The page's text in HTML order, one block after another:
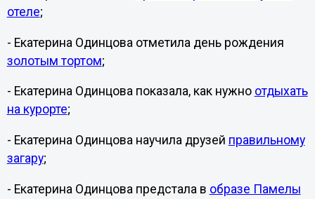
отеле;
- Екатерина Одинцова отметила день рождения
золотым тортом;
- Екатерина Одинцова показала, как нужно отдыхать
на курорте;
- Екатерина Одинцова научила друзей правильному
загару;
- Екатерина Одинцова предстала в образе Памелы